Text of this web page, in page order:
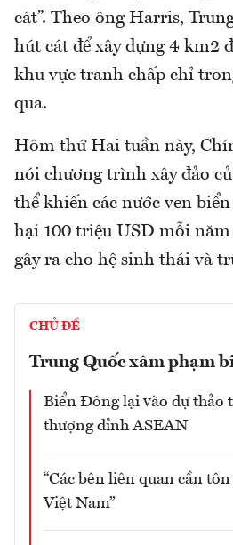
cát”. Theo ông Harris,
hút cát để xây dựng 4 km2
khu vực tranh chấp chỉ
qua.
Hôm thứ Hai tuần này,
nói chương trình xây đảo
thể khiến các nước ven
hại 100 triệu USD mỗi
gây ra cho hệ sinh thái và
CHỦ ĐỀ
Trung Quốc xâm phạm
Biển Đông lại vào dự thảo
thượng đỉnh ASEAN
“Các bên liên quan cần
Việt Nam”